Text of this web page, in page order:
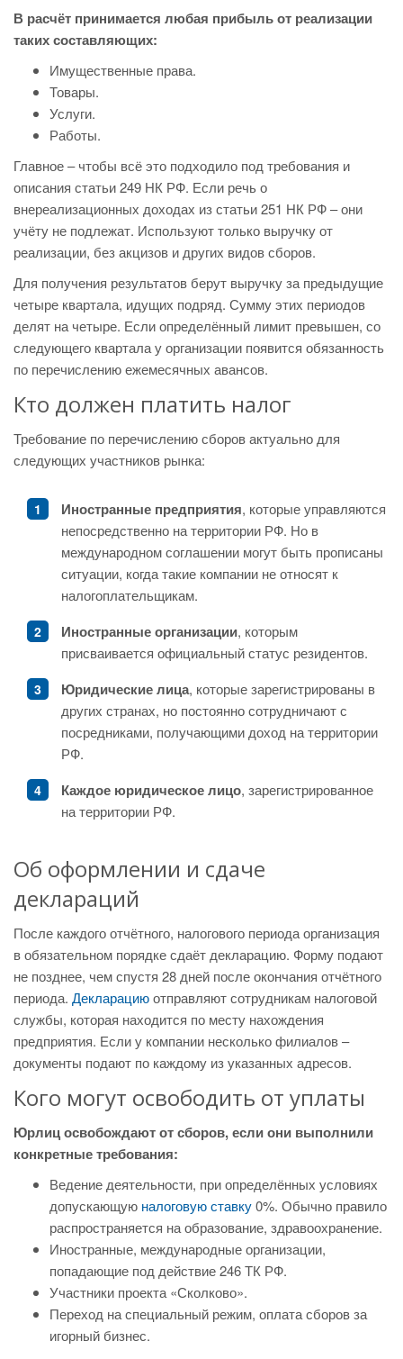
В расчёт принимается любая прибыль от реализации
таких составляющих:
Имущественные права.
Товары.
Услуги.
Работы.
Главное – чтобы всё это подходило под требования и
описания статьи 249 НК РФ. Если речь о
внереализационных доходах из статьи 251 НК РФ – они
учёту не подлежат. Используют только выручку от
реализации, без акцизов и других видов сборов.
Для получения результатов берут выручку за предыдущие
четыре квартала, идущих подряд. Сумму этих периодов
делят на четыре. Если определённый лимит превышен, со
следующего квартала у организации появится обязанность
по перечислению ежемесячных авансов.
Кто должен платить налог
Требование по перечислению сборов актуально для
следующих участников рынка:
Иностранные предприятия, которые управляются
непосредственно на территории РФ. Но в
международном соглашении могут быть прописаны
ситуации, когда такие компании не относят к
налогоплательщикам.
Иностранные организации, которым
присваивается официальный статус резидентов.
Юридические лица, которые зарегистрированы в
других странах, но постоянно сотрудничают с
посредниками, получающими доход на территории
РФ.
Каждое юридическое лицо, зарегистрированное
на территории РФ.
Об оформлении и сдаче
деклараций
После каждого отчётного, налогового периода организация
в обязательном порядке сдаёт декларацию. Форму подают
не позднее, чем спустя 28 дней после окончания отчётного
периода. Декларациюотправляют сотрудникам налоговой
службы, которая находится по месту нахождения
предприятия. Если у компании несколько филиалов –
документы подают по каждому из указанных адресов.
Кого могут освободить от уплаты
Юрлиц освобождают от сборов, если они выполнили
конкретные требования:
Ведение деятельности, при определённых условиях
допускающую налоговую ставку0%. Обычно правило
распространяется на образование, здравоохранение.
Иностранные, международные организации,
попадающие под действие 246 ТК РФ.
Участники проекта «Сколково».
Переход на специальный режим, оплата сборов за
игорный бизнес.